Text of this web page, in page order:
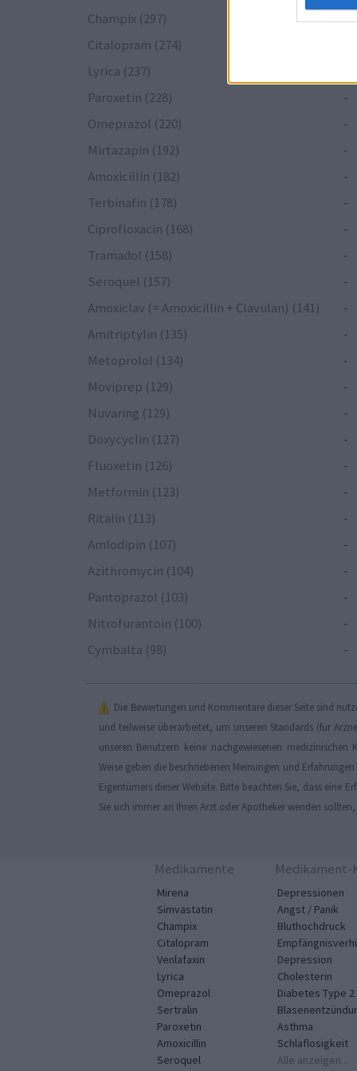
Champix (297)
-
Citalopram (274)
Lyrica (237)
Paroxetin (228)
-
Omeprazol (220)
-
Mirtazapin (192)
-
Amoxicillin (182)
-
Terbinafin (178)
-
Ciprofloxacin (168)
-
Tramadol (158)
-
Seroquel (157)
-
Amoxiclav (= Amoxicillin + Clavulan) (141)
-
Amitriptylin (135)
-
Metoprolol (134)
-
Moviprep (129)
-
Nuvaring (129)
-
Doxycyclin (127)
-
Fluoxetin (126)
-
Metformin (123)
-
Ritalin (113)
-
Amlodipin (107)
-
Azithromycin (104)
-
Pantoprazol (103)
-
Nitrofurantoin (100)
-
Cymbalta (98)
-
Die Bewertungen und Kommentare dieser Seite sind
und teilweise überarbeitet, um unseren Standards (für
unseren Benutzern keine nachgewiesenen
Weise geben die beschriebenen Meinungen und
Eigentümers dieser Website. Bitte beachten Sie, dass eine
Sie sich immer an Ihren Arzt oder Apotheker wenden
Medikamente
Mirena
Simvastatin
Champix
Citalopram
Venlafaxin
Lyrica
Omeprazol
Sertralin
Paroxetin
Amoxicillin
Seroquel
Medikament-
Depressionen
Angst / Panik
Bluthochdruck
Depression
Cholesterin
Diabetes Type 2
Asthma
Schlaflosigkeit
Alle anzeigen...